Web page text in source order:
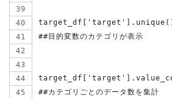
##目的変数のカテゴリが表示
##カテゴリごとのデータ数を集計